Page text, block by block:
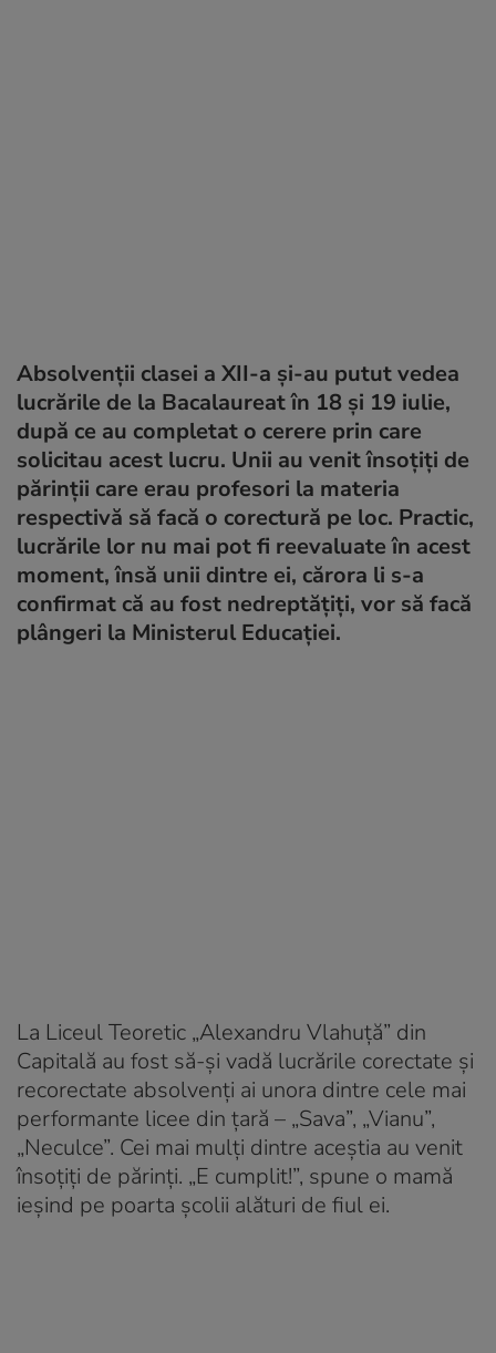
Absolvenții clasei a XII-a și-au putut vedea
lucrările de la Bacalaureat în 18 și 19 iulie,
după ce au completat o cerere prin care
solicitau acest lucru. Unii au venit însoțiți de
părinții care erau profesori la materia
respectivă să facă o corectură pe loc. Practic,
lucrările lor nu mai pot fi reevaluate în acest
moment, însă unii dintre ei, cărora li s-a
confirmat că au fost nedreptățiți, vor să facă
plângeri la Ministerul Educației.
La Liceul Teoretic „Alexandru Vlahuță” din
Capitală au fost să-și vadă lucrările corectate și
recorectate absolvenți ai unora dintre cele mai
performante licee din țară – „Sava”, „Vianu”,
„Neculce”. Cei mai mulți dintre aceștia au venit
însoțiți de părinți. „E cumplit!”, spune o mamă
ieșind pe poarta școlii alături de fiul ei.